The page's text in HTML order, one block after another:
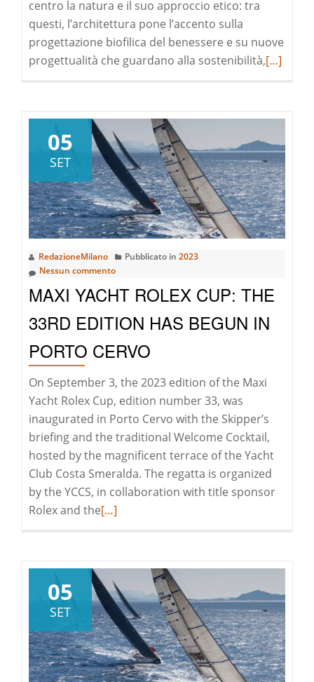
centro la natura e il suo approccio etico: tra
questi, l’architettura pone l’accento sulla
progettazione biofilica del benessere e su nuove
progettualità che guardano alla sostenibilità,Leggi
della
Natura
[…]
05
SET
RedazioneMilano Pubblicato in 2023
Nessun commento
MAXI YACHT ROLEX CUP: THE
33RD EDITION HAS BEGUN IN
PORTO CERVO
On September 3, the 2023 edition of the Maxi
Yacht Rolex Cup, edition number 33, was
inaugurated in Porto Cervo with the Skipper’s
briefing and the traditional Welcome Cocktail,
hosted by the magnificent terrace of the Yacht
Club Costa Smeralda. The regatta is organized
by the YCCS, in collaboration with title sponsor
Rolex and theLeggi
riguardoMaxi
Yacht
Rolex
Cup:
the
33rd
[…]
05
SET